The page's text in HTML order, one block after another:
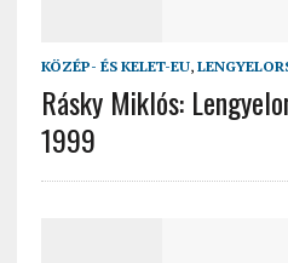
KÖZÉP- ÉS KELET-EU,
Rásky Miklós:
1999